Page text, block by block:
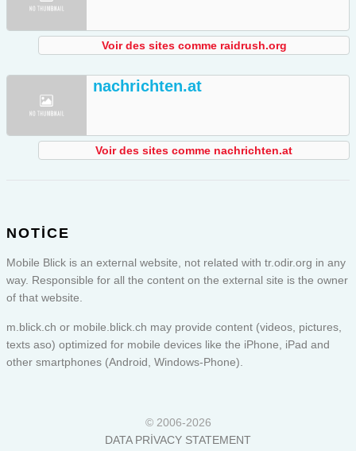
Voir des sites comme raidrush.org
nachrichten.at
Voir des sites comme nachrichten.at
NOTICE
Mobile Blick is an external website, not related with tr.odir.org in any
way. Responsible for all the content on the external site is the owner
of that website.
m.blick.ch or mobile.blick.ch may provide content (videos, pictures,
texts aso) optimized for mobile devices like the iPhone, iPad and
other smartphones (Android, Windows-Phone).
© 2006-2026
DATA PRIVACY STATEMENT